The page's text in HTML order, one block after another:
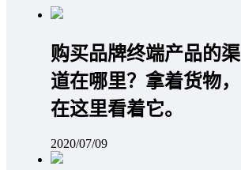
购买品牌终端产品的渠
道在哪里？拿着货物，
在这里看着它。
2020/07/09